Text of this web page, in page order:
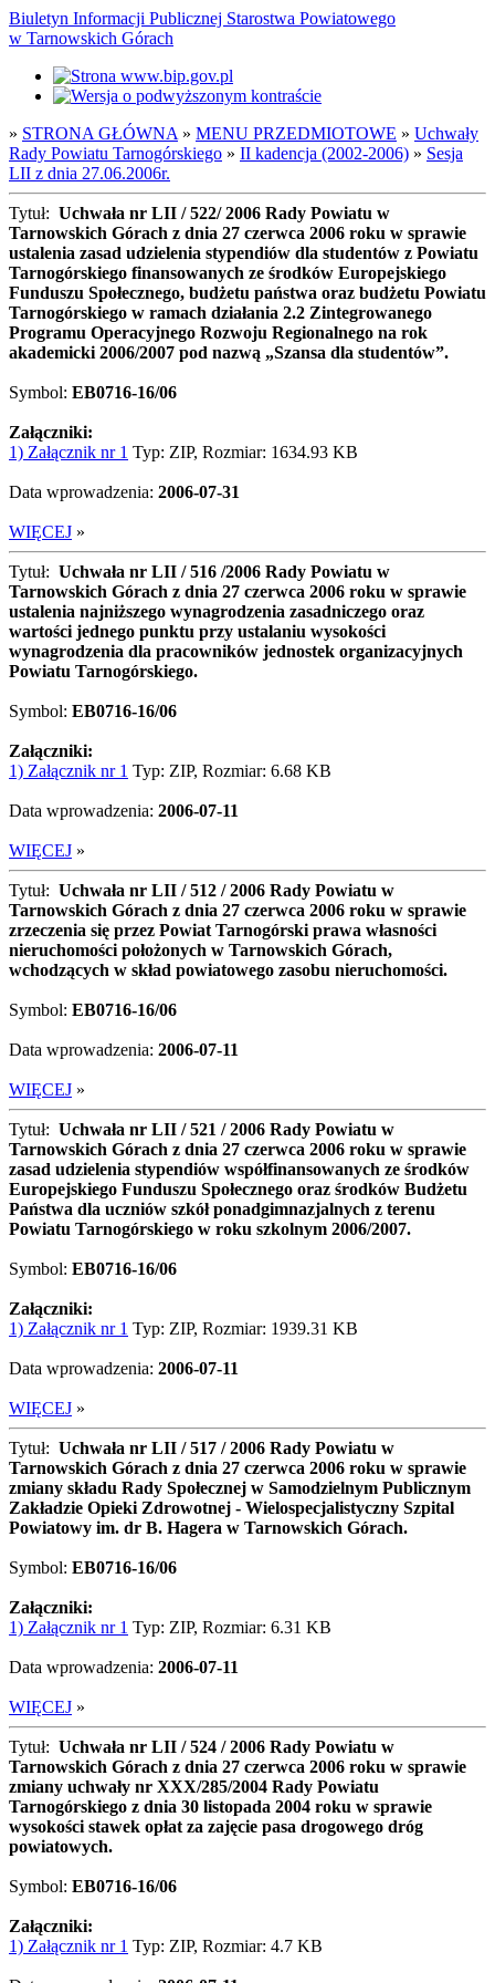
Biuletyn Informacji Publicznej Starostwa Powiatowego
w Tarnowskich Górach
» STRONA GŁÓWNA » MENU PRZEDMIOTOWE » Uchwały
Rady Powiatu Tarnogórskiego » II kadencja (2002-2006) » Sesja
LII z dnia 27.06.2006r.
Tytuł: Uchwała nr LII / 522/ 2006 Rady Powiatu w
Tarnowskich Górach z dnia 27 czerwca 2006 roku w sprawie
ustalenia zasad udzielenia stypendiów dla studentów z Powiatu
Tarnogórskiego finansowanych ze środków Europejskiego
Funduszu Społecznego, budżetu państwa oraz budżetu Powiatu
Tarnogórskiego w ramach działania 2.2 Zintegrowanego
Programu Operacyjnego Rozwoju Regionalnego na rok
akademicki 2006/2007 pod nazwą „Szansa dla studentów”.
Symbol: EB0716-16/06
Załączniki:
1) Załącznik nr 1 Typ: ZIP, Rozmiar: 1634.93 KB
Data wprowadzenia: 2006-07-31
WIĘCEJ »
Tytuł: Uchwała nr LII / 516 /2006 Rady Powiatu w
Tarnowskich Górach z dnia 27 czerwca 2006 roku w sprawie
ustalenia najniższego wynagrodzenia zasadniczego oraz
wartości jednego punktu przy ustalaniu wysokości
wynagrodzenia dla pracowników jednostek organizacyjnych
Powiatu Tarnogórskiego.
Symbol: EB0716-16/06
Załączniki:
1) Załącznik nr 1 Typ: ZIP, Rozmiar: 6.68 KB
Data wprowadzenia: 2006-07-11
WIĘCEJ »
Tytuł: Uchwała nr LII / 512 / 2006 Rady Powiatu w
Tarnowskich Górach z dnia 27 czerwca 2006 roku w sprawie
zrzeczenia się przez Powiat Tarnogórski prawa własności
nieruchomości położonych w Tarnowskich Górach,
wchodzących w skład powiatowego zasobu nieruchomości.
Symbol: EB0716-16/06
Data wprowadzenia: 2006-07-11
WIĘCEJ »
Tytuł: Uchwała nr LII / 521 / 2006 Rady Powiatu w
Tarnowskich Górach z dnia 27 czerwca 2006 roku w sprawie
zasad udzielenia stypendiów współfinansowanych ze środków
Europejskiego Funduszu Społecznego oraz środków Budżetu
Państwa dla uczniów szkół ponadgimnazjalnych z terenu
Powiatu Tarnogórskiego w roku szkolnym 2006/2007.
Symbol: EB0716-16/06
Załączniki:
1) Załącznik nr 1 Typ: ZIP, Rozmiar: 1939.31 KB
Data wprowadzenia: 2006-07-11
WIĘCEJ »
Tytuł: Uchwała nr LII / 517 / 2006 Rady Powiatu w
Tarnowskich Górach z dnia 27 czerwca 2006 roku w sprawie
zmiany składu Rady Społecznej w Samodzielnym Publicznym
Zakładzie Opieki Zdrowotnej - Wielospecjalistyczny Szpital
Powiatowy im. dr B. Hagera w Tarnowskich Górach.
Symbol: EB0716-16/06
Załączniki:
1) Załącznik nr 1 Typ: ZIP, Rozmiar: 6.31 KB
Data wprowadzenia: 2006-07-11
WIĘCEJ »
Tytuł: Uchwała nr LII / 524 / 2006 Rady Powiatu w
Tarnowskich Górach z dnia 27 czerwca 2006 roku w sprawie
zmiany uchwały nr XXX/285/2004 Rady Powiatu
Tarnogórskiego z dnia 30 listopada 2004 roku w sprawie
wysokości stawek opłat za zajęcie pasa drogowego dróg
powiatowych.
Symbol: EB0716-16/06
Załączniki:
1) Załącznik nr 1 Typ: ZIP, Rozmiar: 4.7 KB